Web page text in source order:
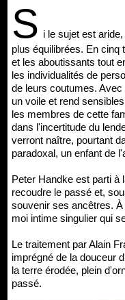
S i le sujet est
plus équilibrées. En cinq
et les aboutissants tout
les individualités de
de leurs coutumes.
un voile et rend
les membres de cette
dans l'incertitude du
verront naître, pourtant
paradoxal, un enfant de
Peter Handke est parti à
recoudre le passé et,
souvenir ses ancêtres.
moi intime singulier qui
Le traitement par Alain
imprégné de la douceur
la terre érodée, plein
passé.